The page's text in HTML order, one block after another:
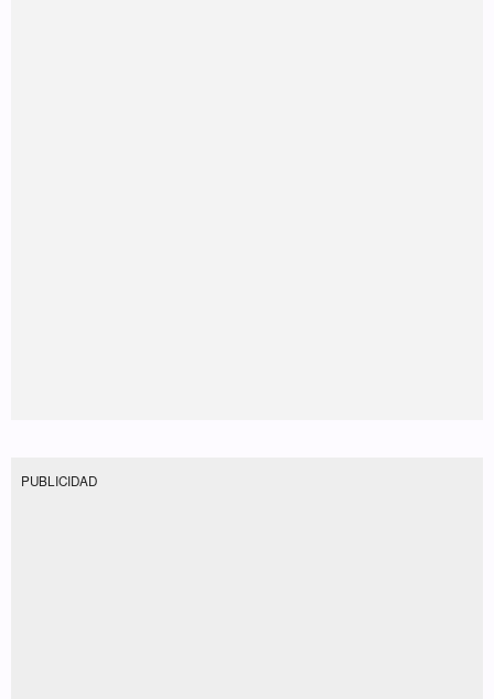
PUBLICIDAD